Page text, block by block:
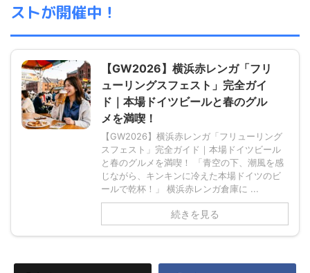
ストが開催中！
【GW2026】横浜赤レンガ「フリ
ューリングスフェスト」完全ガイ
ド｜本場ドイツビールと春のグル
メを満喫！
【GW2026】横浜赤レンガ「フリューリング
スフェスト」完全ガイド｜本場ドイツビール
と春のグルメを満喫！ 「青空の下、潮風を感
じながら、キンキンに冷えた本場ドイツのビ
ールで乾杯！」 横浜赤レンガ倉庫に ...
続きを見る